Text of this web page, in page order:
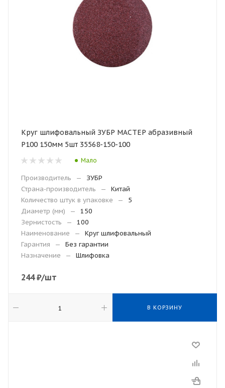
Круг шлифовальный ЗУБР МАСТЕР абразивный
P100 150мм 5шт 35568-150-100
Мало
Производитель —
ЗУБР
Страна-производитель
—
Китай
Количество штук в упаковке
—
5
Диаметр (мм)
—
150
Зернистость
—
100
Наименование
—
Круг шлифовальный
Гарантия
—
Без гарантии
Назначение
— Шлифовка
244₽/шт
В КОРЗИНУ